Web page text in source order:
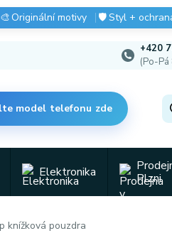
🎨Originální motivy 🛡️Styl +
+420
(Po-
model telefonu zde
Elektronika
Plzni
knížková pouzdra